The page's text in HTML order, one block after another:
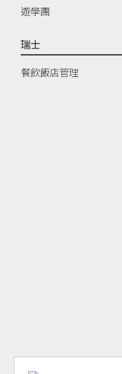
遊學團
瑞士
餐飲飯店管理